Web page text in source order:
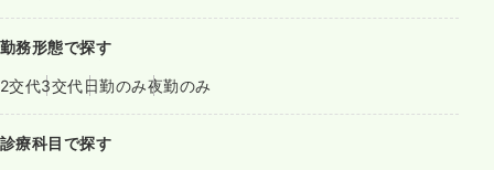
勤務形態で探す
2交代3交代日勤のみ夜勤のみ
診療科目で探す